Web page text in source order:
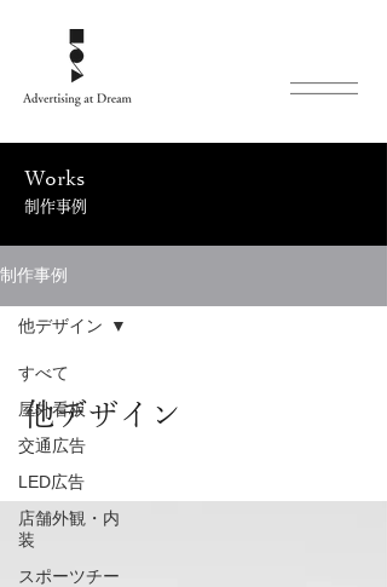
Works
制作事例
制作事例
すべて
屋外看板
交通広告
LED広告
店舗外観・内
装
スポーツチー
他デザイン
他デザイン